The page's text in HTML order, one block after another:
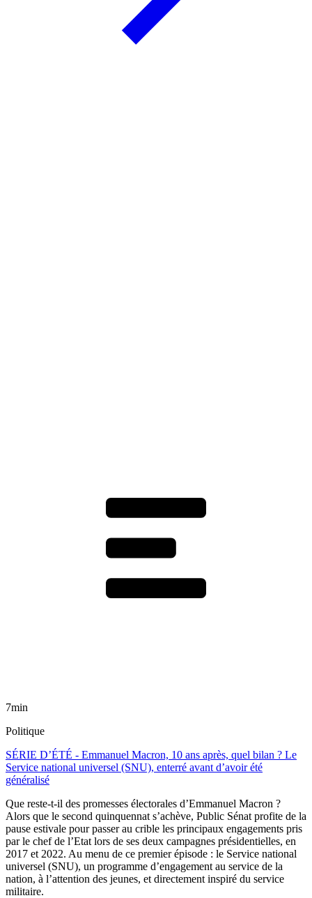
7min
Politique
SÉRIE D’ÉTÉ - Emmanuel Macron, 10 ans après, quel bilan ? Le
Service national universel (SNU), enterré avant d’avoir été
généralisé
Que reste-t-il des promesses électorales d’Emmanuel Macron ?
Alors que le second quinquennat s’achève, Public Sénat profite de la
pause estivale pour passer au crible les principaux engagements pris
par le chef de l’Etat lors de ses deux campagnes présidentielles, en
2017 et 2022. Au menu de ce premier épisode : le Service national
universel (SNU), un programme d’engagement au service de la
nation, à l’attention des jeunes, et directement inspiré du service
militaire.